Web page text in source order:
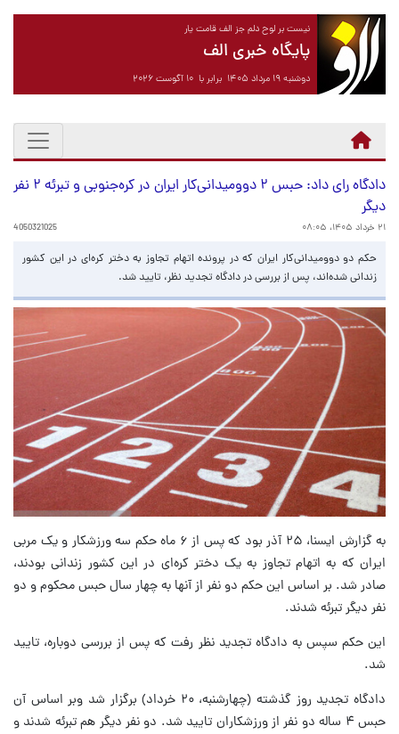
نیست بر لوح دلم جز الف قامت یار
پایگاه خبری الف
دوشنبه ۱۹ مرداد ۱۴۰۵ برابر با ۱۰ آگوست ۲۰۲۶
دادگاه رای داد: حبس ۲ دوومیدانی‌کار ایران در کره‌جنوبی و تبرئه ۲ نفر
دیگر
۲۱ خرداد ۱۴۰۵، ۰۸:۰۵ 4050321025
حکم دو دوومیدانی‌کار ایران که در پرونده اتهام تجاوز به دختر کره‌ای در این کشور
زندانی شده‌اند، پس از بررسی در دادگاه تجدید نظر، تایید شد.
به گزارش ایسنا، ۲۵ آذر بود که پس از ۶ ماه حکم سه ورزشکار و یک مربی
ایران که به اتهام تجاوز به یک دختر کره‌ای در این کشور زندانی بودند،
صادر شد. بر اساس این حکم دو نفر از آنها به چهار سال حبس محکوم و دو
نفر دیگر تبرئه شدند.
این حکم سپس به دادگاه تجدید نظر رفت که پس از بررسی دوباره، تایید
شد.
دادگاه تجدید روز گذشته (چهارشنبه، ۲۰ خرداد) برگزار شد وبر اساس آن
حبس ۴ ساله دو نفر از ورزشکاران تایید شد. دو نفر دیگر هم تبرئه شدند و